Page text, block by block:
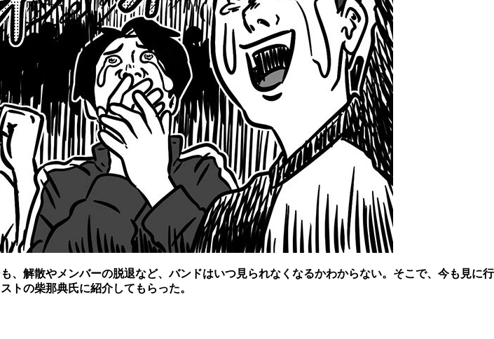
、解散やメンバーの脱退など、バンドはいつ見られなくなるかわからない。そこで、今も見に行
トの柴那典氏に紹介してもらった。